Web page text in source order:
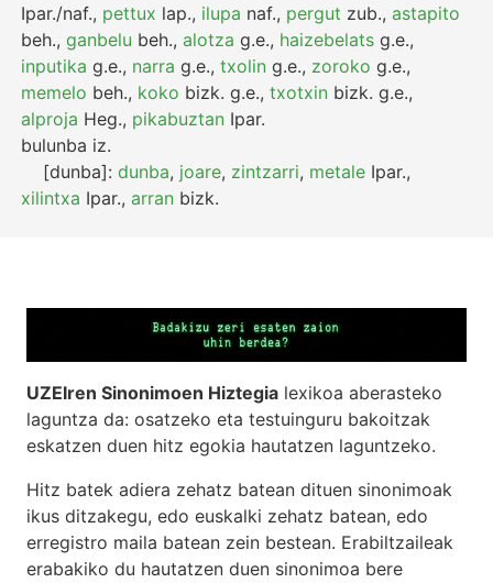
Ipar./naf., pettux lap., ilupa naf., pergut zub.,astapito
beh.,ganbelu beh.,alotza g.e., haizebelats g.e.,
inputika g.e., narra g.e.,txolin g.e., zoroko g.e.,
memelo beh., koko bizk. g.e.,txotxin bizk. g.e.,
alproja Heg., pikabuztan Ipar.
bulunba iz.
[dunba]:dunba, joare, zintzarri, metale Ipar.,
xilintxa Ipar.,arran bizk.
UZEIren Sinonimoen Hiztegia lexikoa aberasteko
laguntza da: osatzeko eta testuinguru bakoitzak
eskatzen duen hitz egokia hautatzen laguntzeko.
Hitz batek adiera zehatz batean dituen sinonimoak
ikus ditzakegu, edo euskalki zehatz batean, edo
erregistro maila batean zein bestean. Erabiltzaileak
erabakiko du hautatzen duen sinonimoa bere